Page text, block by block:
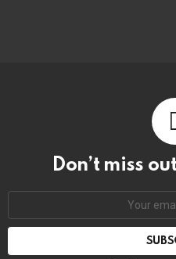
Don’t miss